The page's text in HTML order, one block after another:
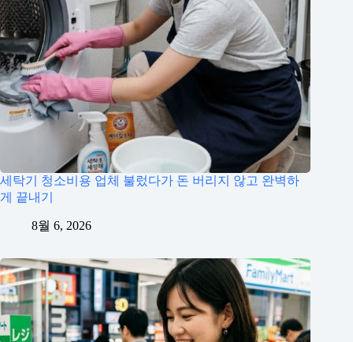
세탁기 청소비용 업체 불렀다가 돈 버리지 않고 완벽하
게 끝내기
8월 6, 2026